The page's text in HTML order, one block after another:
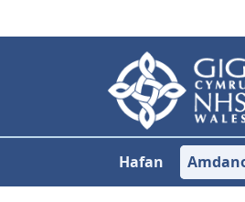
Hafan